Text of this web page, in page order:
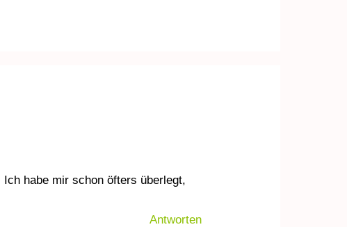
habe mir schon öfters überlegt,
Antworten